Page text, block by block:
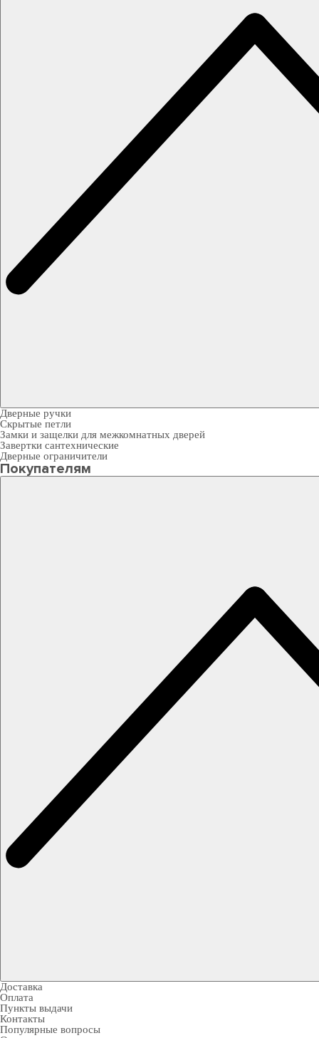
Дверные ручки
Скрытые петли
Замки и защелки для межкомнатных дверей
Завертки сантехнические
Дверные ограничители
Покупателям
Доставка
Оплата
Пункты выдачи
Контакты
Популярные вопросы